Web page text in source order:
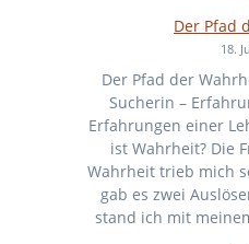
Der Pfad
18.
Der Pfad der
Sucherin –
Erfahrungen einer
ist Wahrheit? Die
Wahrheit trieb mich
gab es zwei
stand ich mit